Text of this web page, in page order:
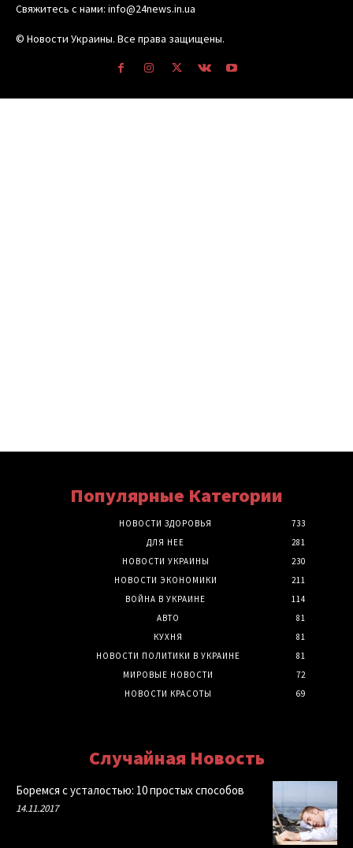
Свяжитесь с нами: info@24news.in.ua
© Новости Украины. Все права защищены.
Популярные Категории
НОВОСТИ ЗДОРОВЬЯ
733
ДЛЯ НЕЕ
281
НОВОСТИ УКРАИНЫ
230
НОВОСТИ ЭКОНОМИКИ
211
ВОЙНА В УКРАИНЕ
114
АВТО
81
КУХНЯ
81
НОВОСТИ ПОЛИТИКИ В УКРАИНЕ
81
МИРОВЫЕ НОВОСТИ
72
НОВОСТИ КРАСОТЫ
69
Случайная Новость
Боремся с усталостью: 10 простых способов
14.11.2017